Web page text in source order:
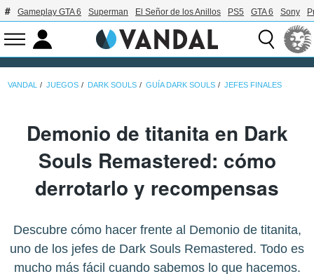
Gameplay GTA 6 Superman El Señor de los Anillos PS5 GTA 6 Sony
VANDAL JUEGOS DARK SOULS GUÍA DARK SOULS JEFES FINALES
Demonio de titanita en Dark
Souls Remastered: cómo
derrotarlo y recompensas
Descubre cómo hacer frente al Demonio de titanita,
uno de los jefes de Dark Souls Remastered. Todo es
mucho más fácil cuando sabemos lo que hacemos.